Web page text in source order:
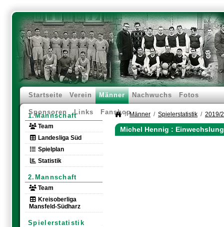
Startseite Verein Männer Nachwuchs Fotos
Sponsoren Links Fanshop
1.Mannschaft
Team
Landesliga Süd
Spielplan
Statistik
2.Mannschaft
Team
Kreisoberliga
Mansfeld-Südharz
Spielerstatistik
Männer Spielerstatistik 2019/
Michel Hennig :